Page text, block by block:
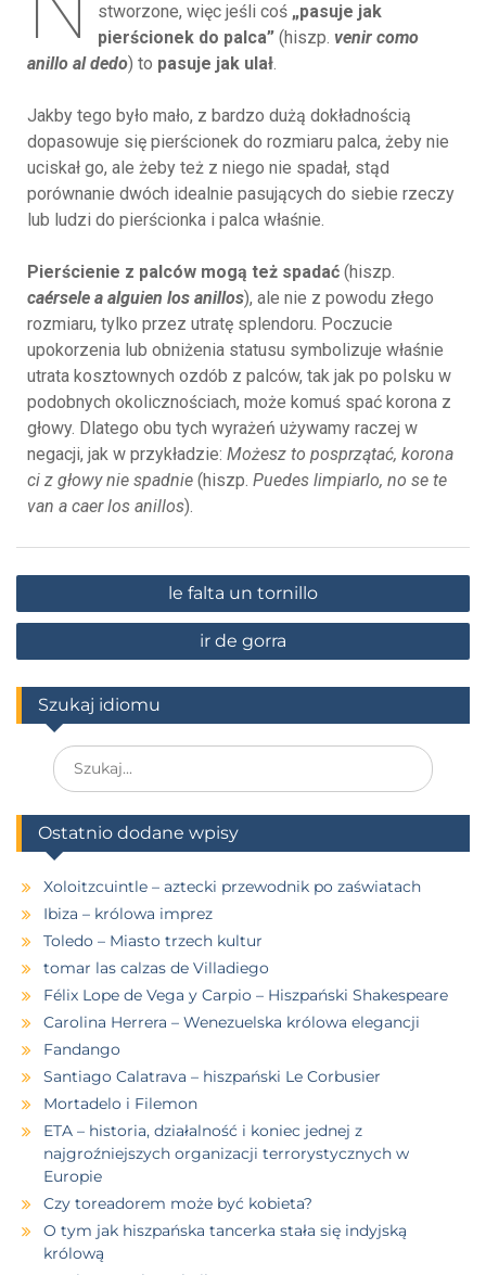
stworzone, więc jeśli coś „pasuje jak
pierścionek do palca” (hiszp. venir como
anillo al dedo) to pasuje jak ulał.
Jakby tego było mało, z bardzo dużą dokładnością
dopasowuje się pierścionek do rozmiaru palca, żeby nie
uciskał go, ale żeby też z niego nie spadał, stąd
porównanie dwóch idealnie pasujących do siebie rzeczy
lub ludzi do pierścionka i palca właśnie.
Pierścienie z palców mogą też spadać (hiszp.
caérsele a alguien los anillos), ale nie z powodu złego
rozmiaru, tylko przez utratę splendoru. Poczucie
upokorzenia lub obniżenia statusu symbolizuje właśnie
utrata kosztownych ozdób z palców, tak jak po polsku w
podobnych okolicznościach, może komuś spać korona z
głowy. Dlatego obu tych wyrażeń używamy raczej w
negacji, jak w przykładzie: Możesz to posprzątać, korona
ci z głowy nie spadnie (hiszp. Puedes limpiarlo, no se te
van a caer los anillos).
le falta un tornillo
ir de gorra
Szukaj idiomu
Ostatnio dodane wpisy
Xoloitzcuintle – aztecki przewodnik po zaświatach
Ibiza – królowa imprez
Toledo – Miasto trzech kultur
tomar las calzas de Villadiego
Félix Lope de Vega y Carpio – Hiszpański Shakespeare
Carolina Herrera – Wenezuelska królowa elegancji
Fandango
Santiago Calatrava – hiszpański Le Corbusier
Mortadelo i Filemon
ETA – historia, działalność i koniec jednej z
najgroźniejszych organizacji terrorystycznych w
Europie
Czy toreadorem może być kobieta?
O tym jak hiszpańska tancerka stała się indyjską
królową